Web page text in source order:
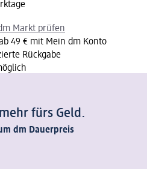
Markt prüfen
49 € mit Mein dm Konto
Rückgabe
fürs Geld.
dm Dauerpreis